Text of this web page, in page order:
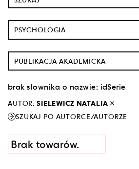
PSYCHOLOGIA
PUBLIKACJA AKADEMICKA
brak slownika o nazwie: idSerie
AUTOR: SIELEWICZ NATALIA close
SZUKAJ PO AUTORCE/AUTORZE
Brak towarów.